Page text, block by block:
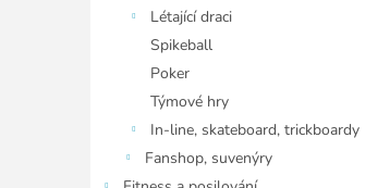
Létající draci
Spikeball
Poker
Týmové hry
In-line, skateboard, trickboardy
Fanshop, suvenýry